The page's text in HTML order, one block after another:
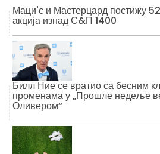
Маци'с и Мастерцард постижу
акција изнад С&П 1400
Билл Ние се вратио са бесним
променама у „Прошле недеље
Оливером“